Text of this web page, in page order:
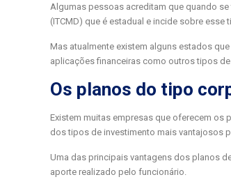
Algumas pessoas acreditam que quando
(ITCMD) que é estadual e incide sobre esse
Mas atualmente existem alguns estados
aplicações financeiras como outros tipos
Os planos do tipo
Existem muitas empresas que oferecem os
dos tipos de investimento mais vantajosos
Uma das principais vantagens dos planos
aporte realizado pelo funcionário.